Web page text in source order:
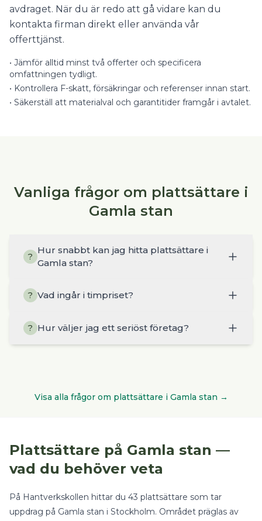
avdraget. När du är redo att gå vidare kan du
kontakta firman direkt eller använda vår
offerttjänst.
• Jämför alltid minst två offerter och specificera
omfattningen tydligt.
• Kontrollera F-skatt, försäkringar och referenser innan start.
• Säkerställ att materialval och garantitider framgår i avtalet.
Vanliga frågor om plattsättare i
Gamla stan
?
Hur snabbt kan jag hitta plattsättare i
Gamla stan?
? Vad ingår i timpriset?
? Hur väljer jag ett seriöst företag?
Visa alla frågor om plattsättare i Gamla stan →
Plattsättare på Gamla stan —
vad du behöver veta
På Hantverkskollen hittar du 43 plattsättare som tar
uppdrag på Gamla stan i Stockholm. Området präglas av